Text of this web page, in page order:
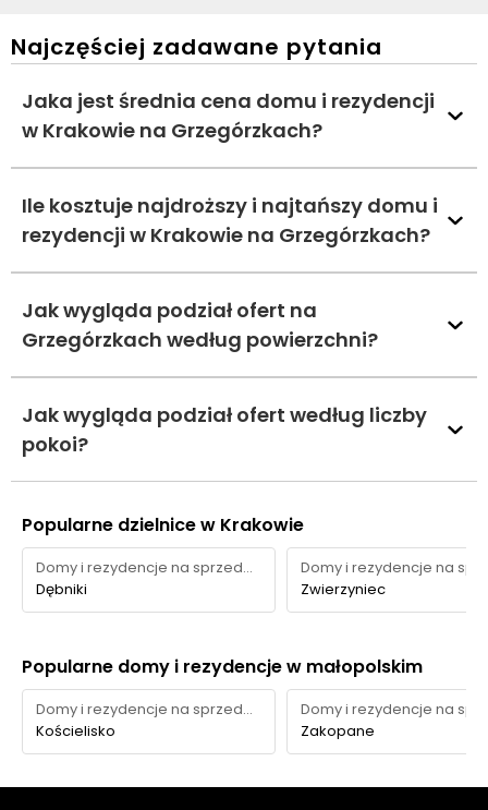
Najczęściej zadawane pytania
Jaka jest średnia cena domu i rezydencji
w Krakowie na Grzegórzkach?
Ile kosztuje najdroższy i najtańszy domu i
rezydencji w Krakowie na Grzegórzkach?
Jak wygląda podział ofert na
Grzegórzkach według powierzchni?
Jak wygląda podział ofert według liczby
pokoi?
Popularne dzielnice w Krakowie
Domy i rezydencje na sprzedaż
Dębniki
Zwierzyniec
Popularne domy i rezydencje w małopolskim
Domy i rezydencje na sprzedaż
Kościelisko
Zakopane